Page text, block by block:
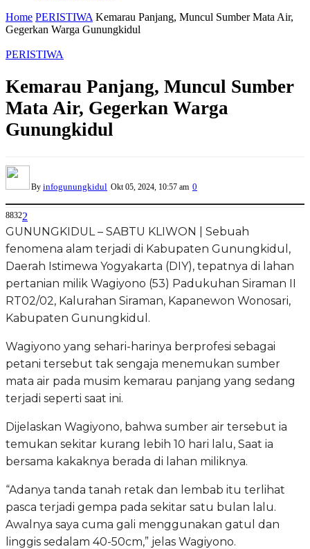
Home PERISTIWA Kemarau Panjang, Muncul Sumber Mata Air,
Gegerkan Warga Gunungkidul
PERISTIWA
Kemarau Panjang, Muncul Sumber
Mata Air, Gegerkan Warga
Gunungkidul
By infogunungkidul Okt 05, 2024, 10:57 am 0
88322
GUNUNGKIDUL – SABTU KLIWON | Sebuah
fenomena alam terjadi di Kabupaten Gunungkidul,
Daerah Istimewa Yogyakarta (DIY), tepatnya di lahan
pertanian milik Wagiyono (53) Padukuhan Siraman II
RT02/02, Kalurahan Siraman, Kapanewon Wonosari,
Kabupaten Gunungkidul.
Wagiyono yang sehari-harinya berprofesi sebagai
petani tersebut tak sengaja menemukan sumber
mata air pada musim kemarau panjang yang sedang
terjadi seperti saat ini.
Dijelaskan Wagiyono, bahwa sumber air tersebut ia
temukan sekitar kurang lebih 10 hari lalu, Saat ia
bersama kakaknya berada di lahan miliknya.
“Adanya tanda tanah retak dan lembab itu terlihat
pasca terjadi gempa pada sekitar satu bulan lalu.
Awalnya saya cuma gali menggunakan gatul dan
linggis sedalam 40-50cm,” jelas Wagiyono.